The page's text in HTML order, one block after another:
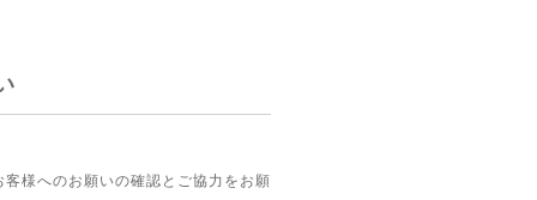
様へのお願いの確認とご協力をお願